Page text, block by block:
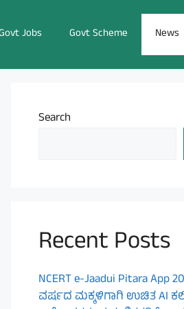
Jobs Govt Scheme News
Search
Recent Posts
NCERT e-Jaadui Pitara App
ವರ್ಷದ ಮಕ್ಕಳಿಗಾಗಿ ಉಚಿತ AI